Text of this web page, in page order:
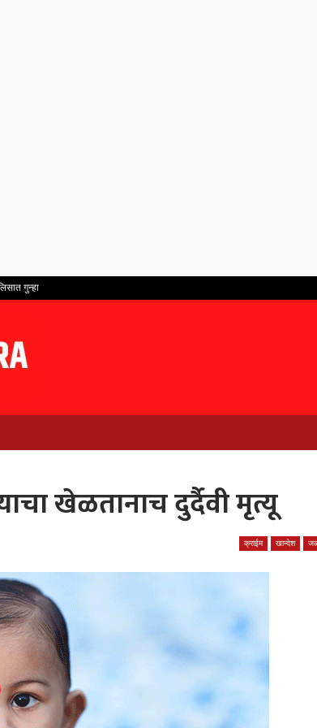
गुन्हा
खेळतानाच दुर्दैवी मृत्यू
क्राईम खान्देश